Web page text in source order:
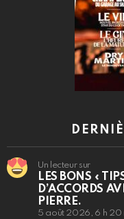
Un lecteur sur
LES BONS «
D’ACCORDS
PIERRE.
5 août 2026, 6 h 20